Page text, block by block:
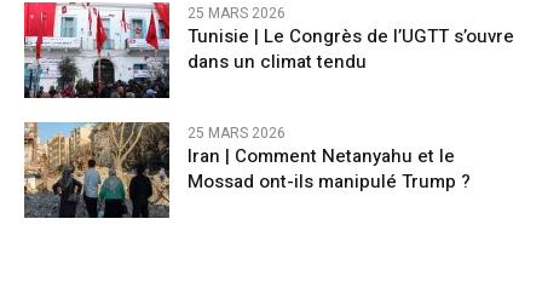
25 MARS 2026
Tunisie | Le Congrès de l’UGTT s’ouvre
dans un climat tendu
25 MARS 2026
Iran | Comment Netanyahu et le
Mossad ont-ils manipulé Trump ?